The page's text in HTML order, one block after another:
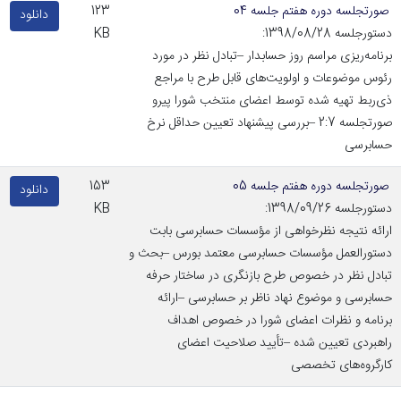
صورتجلسه دوره هفتم جلسه 04
دستورجلسه 1398/08/28:
برنامه‌ریزی مراسم روز حسابدار –تبادل نظر در مورد
رئوس موضوعات و اولویت‌های قابل طرح با مراجع
ذی‌ربط تهیه شده توسط اعضای منتخب شورا پیرو
صورتجلسه 2:7 –بررسی پیشنهاد تعیین حداقل نرخ
حسابرسی
123
KB
دانلود
صورتجلسه دوره هفتم جلسه 05
دستورجلسه 1398/09/26:
ارائه نتیجه نظرخواهی از مؤسسات حسابرسی بابت
دستورالعمل مؤسسات حسابرسی معتمد بورس –بحث و
تبادل نظر در خصوص طرح بازنگری در ساختار حرفه
حسابرسی و موضوع نهاد ناظر بر حسابرسی –ارائه
برنامه و نظرات اعضای شورا در خصوص اهداف
راهبردی تعیین شده –تأیید صلاحیت اعضای
کارگروه‌های تخصصی
153
KB
دانلود